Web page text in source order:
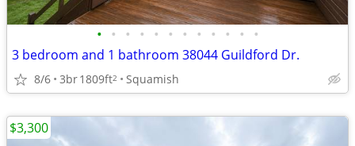
• • • • • • • • • • • •
3 bedroom and 1 bathroom 38044 Guildford Dr.
8/6 3br1809ft2 Squamish
$3,300